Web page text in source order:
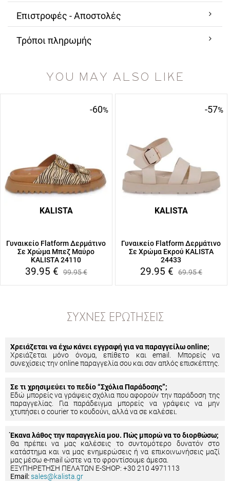
Επιστροφές - Αποστολές
Τρόποι πληρωμής
YOU MAY ALSO LIKE
-60%
KALISTA
Γυναικείο Flatform Δερμάτινο
Σε Χρώμα Μπεζ Μαύρο
KALISTA 24110
39.95 € 99.95€
-57%
KALISTA
Γυναικείο Flatform Δερμάτινο
Σε Χρώμα Εκρού KALISTA
24433
29.95 € 69.95€
ΣΥΧΝΈΣ ΕΡΩΤΉΣΕΙΣ
Χρειάζεται να έχω κάνει εγγραφή για να παραγγείλω online;
Χρειάζεται μόνο όνομα, επίθετο και email. Μπορείς να
συνεχίσεις την online παραγγελία σου και σαν απλός επισκέπτης.
Σε τι χρησιμεύει το πεδίο “Σχόλια Παράδοσης”;
Εδώ μπορείς να γράψεις σχόλια που αφορούν την παράδοση της
παραγγελίας. Για παράδειγμα μπορείς να γράψεις να μην
χτυπήσει ο courier το κουδούνι, αλλά να σε καλέσει.
Έκανα λάθος την παραγγελία μου. Πώς μπορώ να το διορθώσω;
Θα πρέπει να μας καλέσεις το συντομότερο δυνατόν στο
κατάστημα και να μας ενημερώσεις ή να επικοινωνήσεις μαζί
μας μέσω e-mail ώστε να το φροντίσουμε άμεσα.
ΕΞΥΠΗΡΕΤΗΣΗ ΠΕΛΑΤΩΝ E-SHOP: +30 210 4971113
Email:sales@kalista.gr